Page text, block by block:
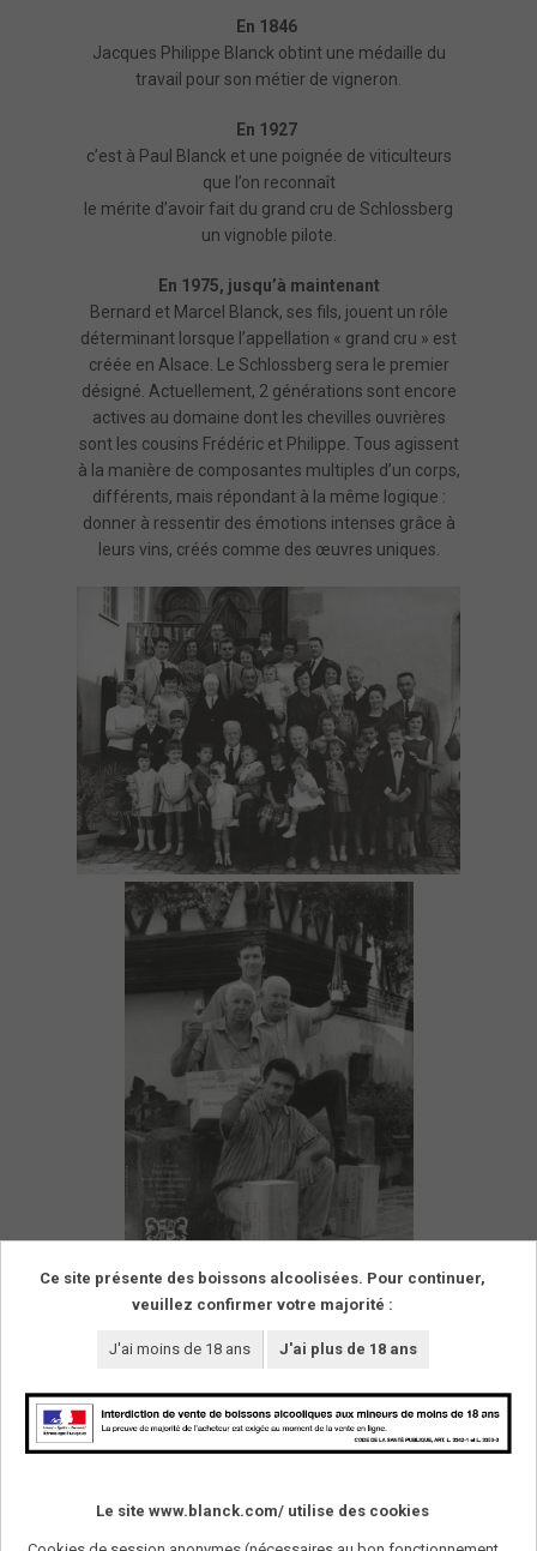
En 1846
Jacques Philippe Blanck obtint une médaille du
travail pour son métier de vigneron.
En 1927
c’est à Paul Blanck et une poignée de viticulteurs
que l’on reconnaît
le mérite d’avoir fait du grand cru de Schlossberg
un vignoble pilote.
En 1975, jusqu’à maintenant
Bernard et Marcel Blanck, ses fils, jouent un rôle
déterminant lorsque l’appellation « grand cru » est
créée en Alsace. Le Schlossberg sera le premier
désigné. Actuellement, 2 générations sont encore
actives au domaine dont les chevilles ouvrières
sont les cousins Frédéric et Philippe. Tous agissent
à la manière de composantes multiples d’un corps,
différents, mais répondant à la même logique :
donner à ressentir des émotions intenses grâce à
leurs vins, créés comme des œuvres uniques.
Ce site présente des boissons alcoolisées. Pour continuer,
veuillez confirmer votre majorité :
J'ai moins de 18 ans J'ai plus de 18 ans
Le site www.blanck.com/ utilise des cookies